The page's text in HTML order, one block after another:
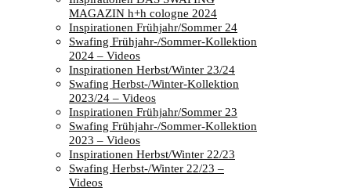
MAGAZIN h+h cologne 2024
Inspirationen Frühjahr/Sommer 24
Swafing Frühjahr-/Sommer-Kollektion
2024 – Videos
Inspirationen Herbst/Winter 23/24
Swafing Herbst-/Winter-Kollektion
2023/24 – Videos
Inspirationen Frühjahr/Sommer 23
Swafing Frühjahr-/Sommer-Kollektion
2023 – Videos
Inspirationen Herbst/Winter 22/23
Swafing Herbst-/Winter 22/23 –
Videos